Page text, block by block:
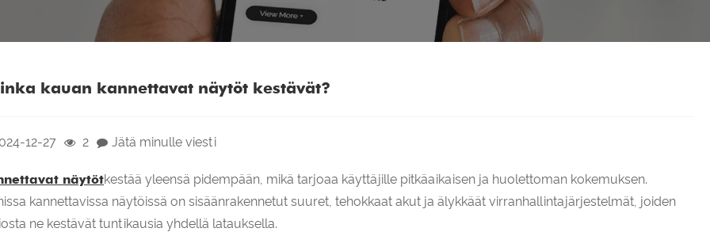
kauan kannettavat näytöt kestävät?
12-27 2 Jätä minulle viesti
näytötkestää yleensä pidempään, mikä tarjoaa käyttäjille pitkäaikaisen ja huolettoman kokemuksen.
kannettavissa näytöissä on sisäänrakennetut suuret, tehokkaat akut ja älykkäät virranhallintajärjestelmät, joiden
ne kestävät tuntikausia yhdellä latauksella.